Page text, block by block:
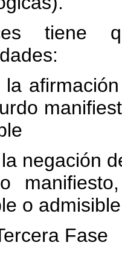
tiene
negación
o
Fase